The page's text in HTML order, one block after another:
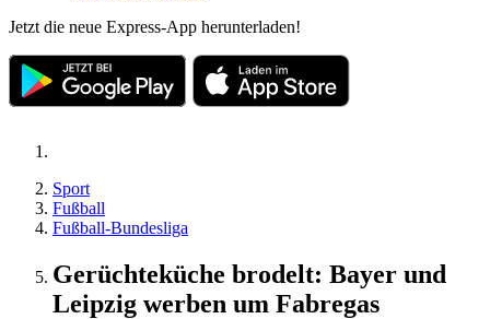
Jetzt die neue Express-App herunterladen!
Sport
Fußball
Fußball-Bundesliga
Gerüchteküche brodelt: Bayer und
Leipzig werben um Fabregas